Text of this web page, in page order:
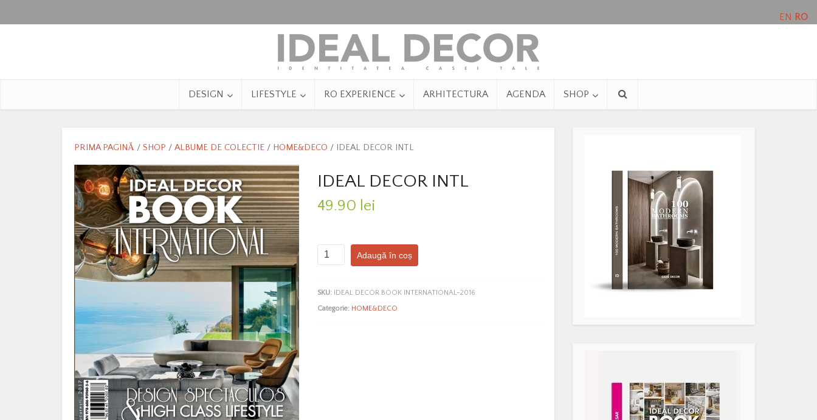
DESIGN LIFESTYLE RO EXPERIENCE ARHITECTURA AGENDA SHOP
PRIMA PAGINĂ / SHOP / ALBUME DE COLECTIE / HOME&DECO / IDEAL DECOR INTL
IDEAL DECOR INTL
49.90 lei
Cantitate
IDEAL
Adaugă în coș
SKU: IDEAL DECOR BOOK INTERNATIONAL-2016
Categorie: HOME&DECO
EN RO